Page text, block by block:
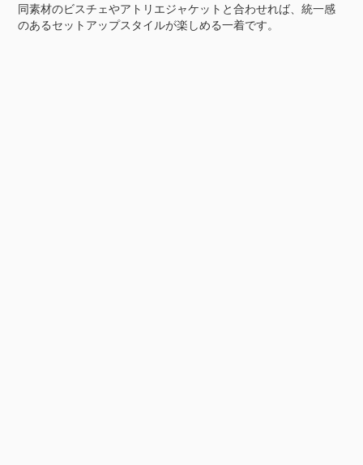
同素材のビスチェやアトリエジャケットと合わせれば、統一感
のあるセットアップスタイルが楽しめる一着です。